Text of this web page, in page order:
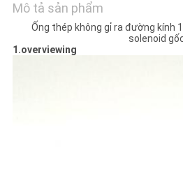
SƠ
TRANG
Mô tả sản phẩm
Ống thép không gỉ ra đường kính
solenoid
1.overviewing